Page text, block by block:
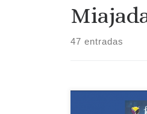
47 entradas